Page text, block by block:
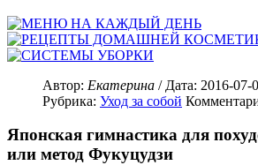
Автор: Екатерина / Дата: 2016-07-
Рубрика: Уход за собой
Японская гимнастика для
или метод Фукуцудзи